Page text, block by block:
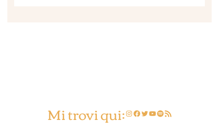
Mi trovi qui:InstagramFacebookTwitter YouTube Spotify Feed RSS